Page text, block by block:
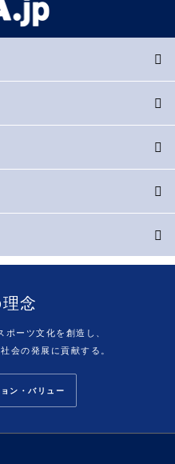
念
ーツ文化を創造し、
会の発展に貢献する。
ン・バリュー